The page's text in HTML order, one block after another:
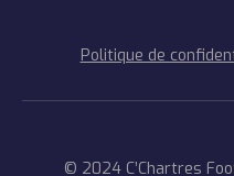
Politique de
© 2024 C’Chartres